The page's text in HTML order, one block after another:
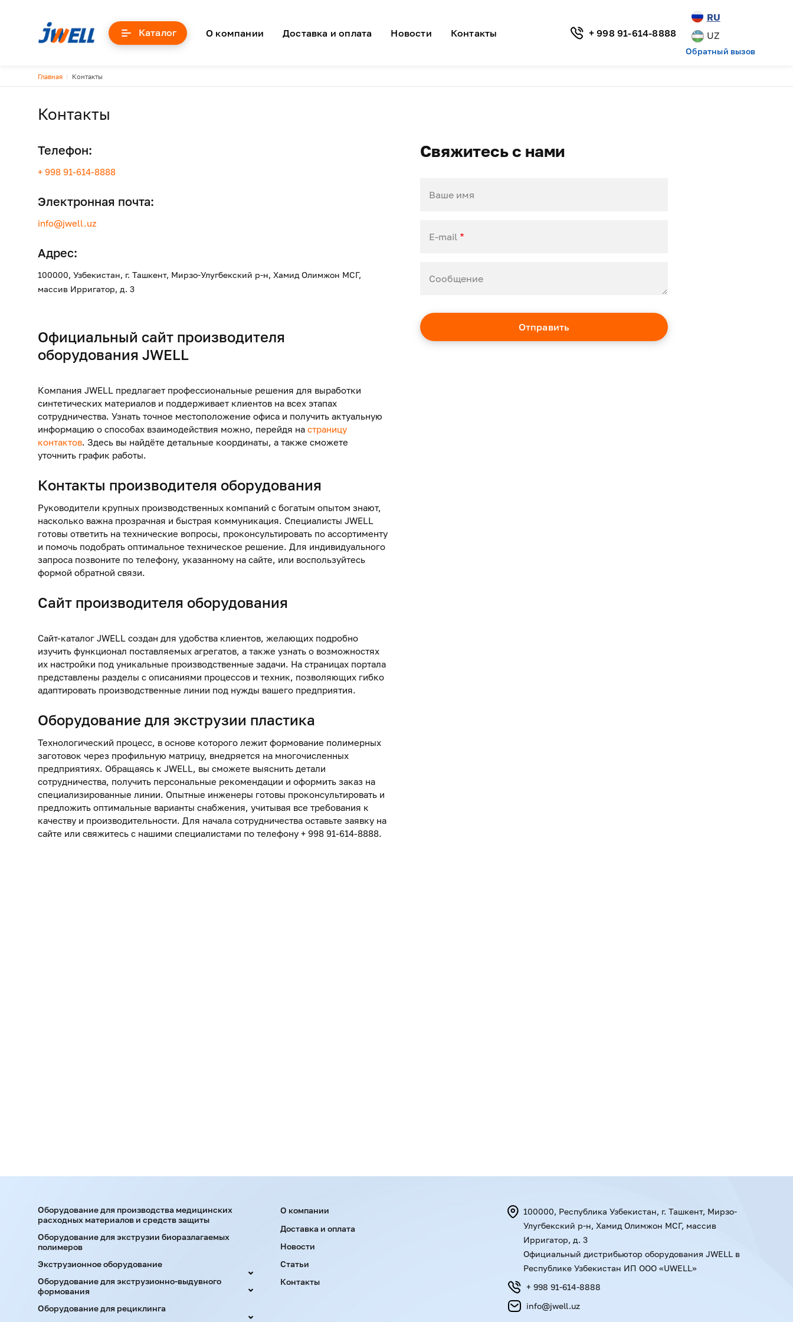
Каталог Основная навигация
О компании Доставка и оплата Новости Контакты + 998 91-614-8888
RU
UZ
Обратный вызов
Строка навигации
Главная Контакты
Контакты
Телефон:
+ 998 91-614-8888
Электронная почта:
info@jwell.uz
Адрес:
100000, Узбекистан, г. Ташкент, Мирзо-Улугбекский р-н, Хамид Олимжон МСГ,
массив Ирригатор, д. 3
Официальный сайт производителя
оборудования JWELL
Компания JWELL предлагает профессиональные решения для выработки
синтетических материалов и поддерживает клиентов на всех этапах
сотрудничества. Узнать точное местоположение офиса и получить актуальную
информацию о способах взаимодействия можно, перейдя на страницу
контактов. Здесь вы найдёте детальные координаты, а также сможете
уточнить график работы.
Контакты производителя оборудования
Руководители крупных производственных компаний с богатым опытом знают,
насколько важна прозрачная и быстрая коммуникация. Специалисты JWELL
готовы ответить на технические вопросы, проконсультировать по ассортименту
и помочь подобрать оптимальное техническое решение. Для индивидуального
запроса позвоните по телефону, указанному на сайте, или воспользуйтесь
формой обратной связи.
Сайт производителя оборудования
Сайт-каталог JWELL создан для удобства клиентов, желающих подробно
изучить функционал поставляемых агрегатов, а также узнать о возможностях
их настройки под уникальные производственные задачи. На страницах портала
представлены разделы с описаниями процессов и техник, позволяющих гибко
адаптировать производственные линии под нужды вашего предприятия.
Оборудование для экструзии пластика
Технологический процесс, в основе которого лежит формование полимерных
заготовок через профильную матрицу, внедряется на многочисленных
предприятиях. Обращаясь к JWELL, вы сможете выяснить детали
сотрудничества, получить персональные рекомендации и оформить заказ на
специализированные линии. Опытные инженеры готовы проконсультировать и
предложить оптимальные варианты снабжения, учитывая все требования к
качеству и производительности. Для начала сотрудничества оставьте заявку на
сайте или свяжитесь с нашими специалистами по телефону + 998 91-614-8888.
Свяжитесь с нами
Ваше имя
E-mail
Сообщение
Оборудование для производства медицинских
расходных материалов и средств защиты
Оборудование для экструзии биоразлагаемых
полимеров
Экструзионное оборудование
Оборудование для экструзионно-выдувного
формования
Оборудование для рециклинга
Menu footer
О компании
Доставка и оплата
Новости
Статьи
Контакты
100000, Республика Узбекистан, г. Ташкент, Мирзо-
Улугбекский р-н, Хамид Олимжон МСГ, массив
Ирригатор, д. 3
Официальный дистрибьютор оборудования JWELL в
Республике Узбекистан ИП ООО «UWELL»
+ 998 91-614-8888
info@jwell.uz